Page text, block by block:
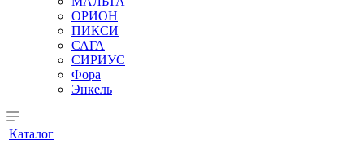
ОРИОН
ПИКСИ
САГА
СИРИУС
Фора
Энкель
Каталог